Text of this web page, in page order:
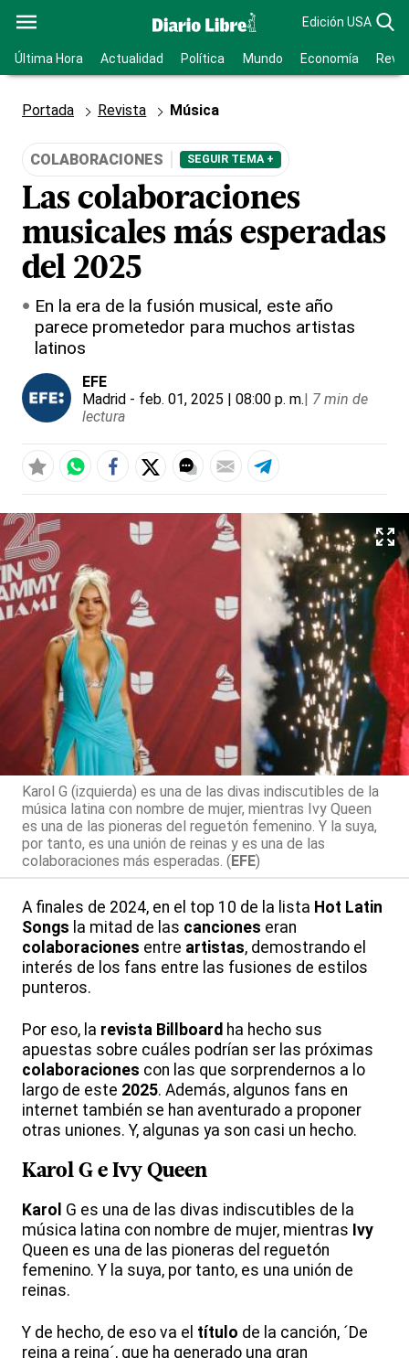
Edición USA
Última Hora Actualidad Política Mundo Economía
Portada Revista Música
COLABORACIONES SEGUIR TEMA +
Las colaboraciones
musicales más esperadas
del 2025
En la era de la fusión musical, este año
parece prometedor para muchos artistas
latinos
EFE
Madrid - feb. 01, 2025 | 08:00 p. m.| 7 min de
lectura
Karol G (izquierda) es una de las divas indiscutibles de la
música latina con nombre de mujer, mientras Ivy Queen
es una de las pioneras del reguetón femenino. Y la suya,
por tanto, es una unión de reinas y es una de las
colaboraciones más esperadas. (EFE)
A finales de 2024, en el top 10 de la lista Hot Latin
Songs la mitad de las canciones eran
colaboraciones entre artistas, demostrando el
interés de los fans entre las fusiones de estilos
punteros.
Por eso, la revista Billboard ha hecho sus
apuestas sobre cuáles podrían ser las próximas
colaboraciones con las que sorprendernos a lo
largo de este 2025. Además, algunos fans en
internet también se han aventurado a proponer
otras uniones. Y, algunas ya son casi un hecho.
Karol G e Ivy Queen
Karol G es una de las divas indiscutibles de la
música latina con nombre de mujer, mientras Ivy
Queen es una de las pioneras del reguetón
femenino. Y la suya, por tanto, es una unión de
reinas.
Y de hecho, de eso va el título de la canción, ´De
reina a reina´, que ha generado una gran